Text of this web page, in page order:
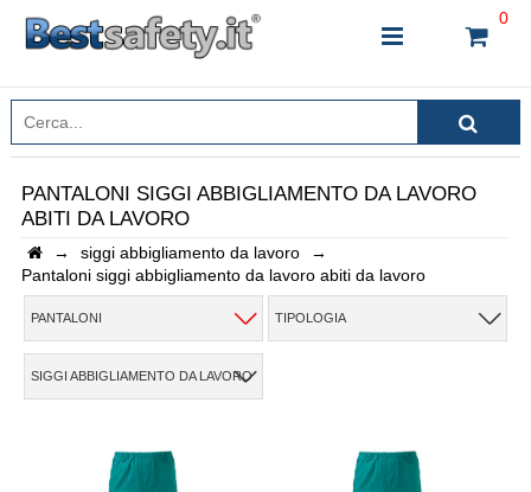
0
CERCANDO
PANTALONI SIGGI ABBIGLIAMENTO DA LAVORO
ABITI DA LAVORO
→ siggi abbigliamento da lavoro
→
Pantaloni siggi abbigliamento da lavoro abiti da lavoro
PANTALONI TIPOLOGIA
SIGGI ABBIGLIAMENTO DA LAVORO